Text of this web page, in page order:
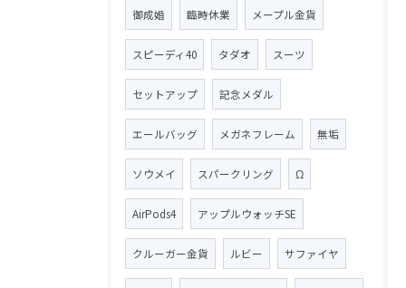
御成婚 臨時休業 メープル金貨
スピーディ40 タダオ スーツ
セットアップ 記念メダル
エールバッグ メガネフレーム 無垢
ソウメイ スパークリング Ω
AirPods4 アップルウォッチSE
クルーガー金貨 ルビー サファイヤ